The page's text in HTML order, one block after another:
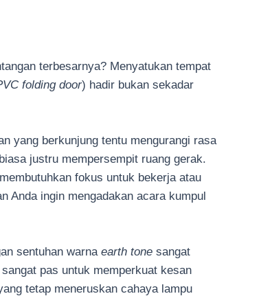
terbesarnya? Menyatukan tempat
folding door) hadir bukan sekadar
yang berkunjung tentu mengurangi rasa
justru mempersempit ruang gerak.
fokus untuk bekerja atau
Anda ingin mengadakan acara kumpul
sentuhan warna earth tone sangat
pas untuk memperkuat kesan
tetap meneruskan cahaya lampu